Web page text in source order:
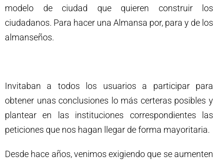
modelo de ciudad que quieren construir los
ciudadanos. Para hacer una Almansa por, para y de los
almanseños.
Invitaban a todos los usuarios a participar para
obtener unas conclusiones lo más certeras posibles y
plantear en las instituciones correspondientes las
peticiones que nos hagan llegar de forma mayoritaria.
Desde hace años, venimos exigiendo que se aumenten